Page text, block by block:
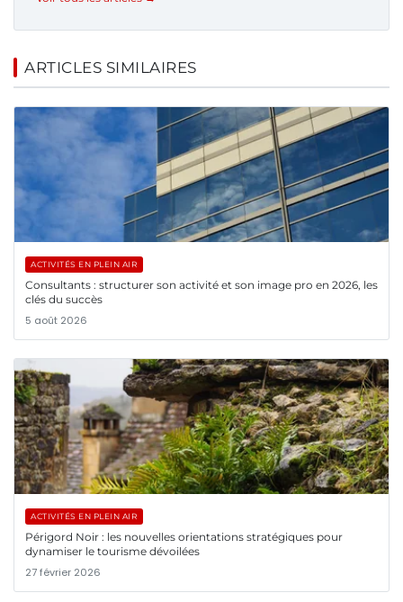
ARTICLES SIMILAIRES
ACTIVITÉS EN PLEIN AIR
Consultants : structurer son activité et son image pro en 2026, les
clés du succès
5 août 2026
ACTIVITÉS EN PLEIN AIR
Périgord Noir : les nouvelles orientations stratégiques pour
dynamiser le tourisme dévoilées
27 février 2026